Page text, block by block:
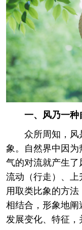
一、风乃一种
众所周知，
象。自然界中因
气的对流就产生
流动（行走）、上
用取类比象的方
相结合，形象地阐
发展变化、特征，